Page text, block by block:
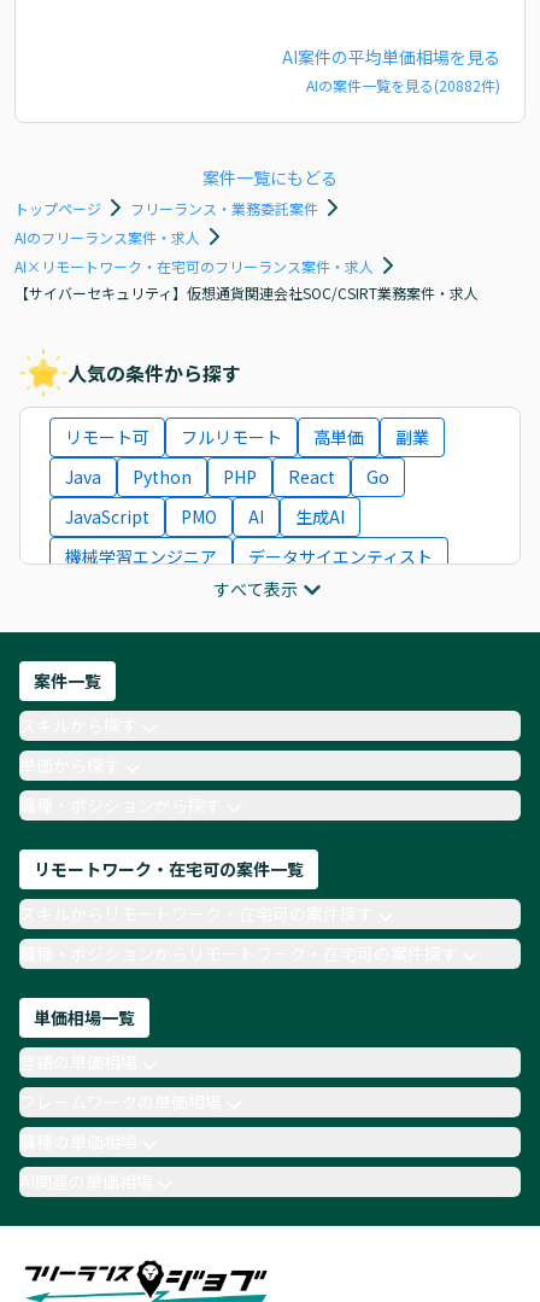
AI案件の平均単価相場を見る
AIの案件一覧を見る(20882件)
案件一覧にもどる
トップページ
フリーランス・業務委託案件
AIのフリーランス案件・求人
AI×リモートワーク・在宅可のフリーランス案件・求人
【サイバーセキュリティ】仮想通貨関連会社SOC/CSIRT業務案件・求人
人気の条件から探す
リモート可 フルリモート 高単価
副業
Java
Python PHP React
Go
JavaScript
PMO AI
生成AI
機械学習エンジニア
データサイエンティスト
ITコンサルタント
フロントエンドエンジニア
ネットワークエンジニア
AIエンジニア
Webデザイナー
月収100万円 業務委託
COBOL
Ruby
TypeScript
Laravel AWS
すべて表示
案件一覧
単価から探す
職種・ポジションから探す
リモートワーク・在宅可の案件一覧
職種・ポジションからリモートワーク・在宅可の案件探す
単価相場一覧
職種の単価相場
AI関連の単価相場